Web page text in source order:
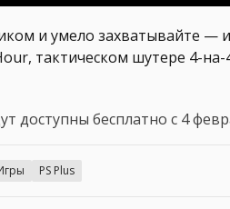
и умело захватывайте
тактическом шутере 4-
доступны бесплатно с 4
PS Plus